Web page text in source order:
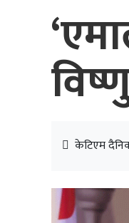
केटिएम